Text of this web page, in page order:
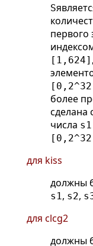
S
первого
[1,624]
более
сделана
числа s1
для kiss
должны
s1 , s2,
для clcg2
должны